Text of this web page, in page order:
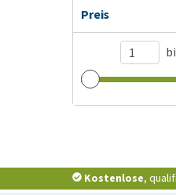
Preis
Kostenlose,